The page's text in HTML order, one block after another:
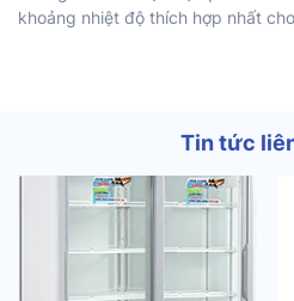
khoảng nhiệt độ thích hợp nhất
Tin tức